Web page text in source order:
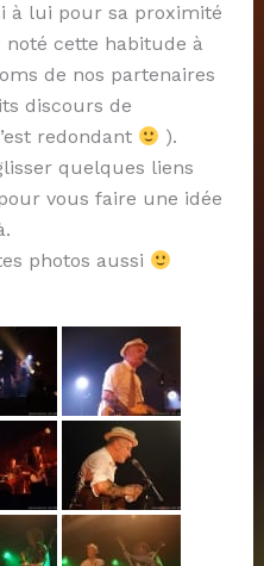
à lui pour sa proximité
noté cette habitude à
de nos partenaires
discours de
redondant
).
quelques liens
vous faire une idée
photos aussi